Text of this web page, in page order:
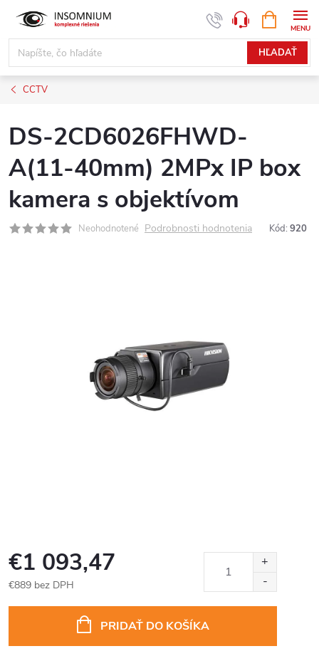
obsah
HĽADAŤ
KOŠÍK
CCTV
DS-2CD6026FHWD-
A(11-40mm) 2MPx IP box
kamera s objektívom
Neohodnotené Podrobnosti hodnotenia Kód: 920
€1 093,47
€889 bez DPH
PRIDAŤ DO KOŠÍKA
www.insomnium.sk - Chat